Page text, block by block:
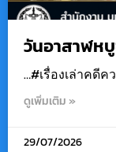
วันอาสาฬห
…#เรื่องเล่าคดี
ดูเพิ่มเติม »
29/07/2026